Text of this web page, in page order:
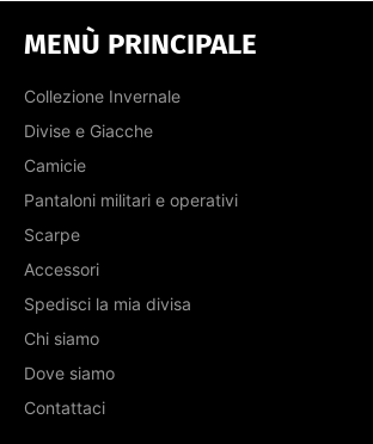
MENÙ PRINCIPALE
Collezione Invernale
Divise e Giacche
Camicie
Pantaloni militari e operativi
Scarpe
Accessori
Spedisci la mia divisa
Chi siamo
Dove siamo
Contattaci